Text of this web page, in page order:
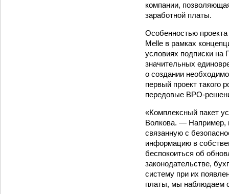
компании,
заработной платы.
Особенностью
Melle в рамках
условиях подписки на
значительных
о создании
первый проект такого
передовые BPO-
«Комплексный пакет
Волкова. — Например,
связанную с
информацию в
беспокоиться об
законодательстве,
систему при их
платы, мы наблюдаем